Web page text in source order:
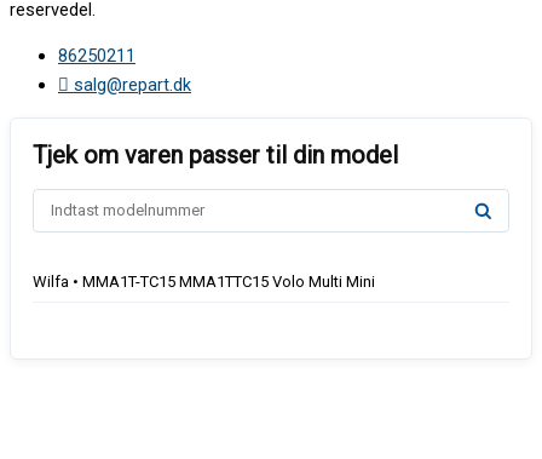
reservedel.
86250211
salg@repart.dk
Wilfa • MMA1T-TC15 MMA1TTC15 Volo Multi Mini